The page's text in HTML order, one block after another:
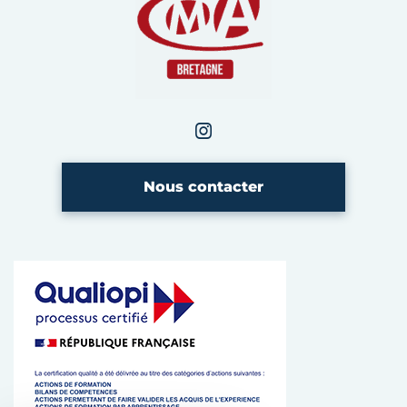
Instagram
CMA Bretagne
Nous contacter